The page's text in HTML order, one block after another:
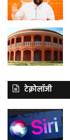
टेक्नोलॉजी